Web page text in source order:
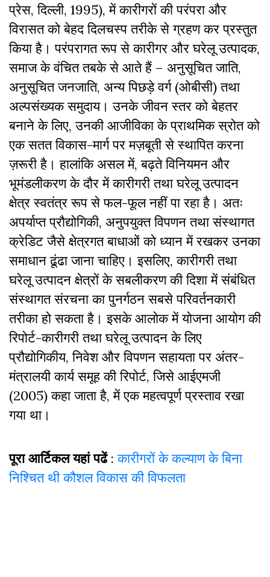
प्रेस, दिल्ली, 1995), में कारीगरों की परंपरा और
विरासत को बेहद दिलचस्प तरीके से ग्रहण कर प्रस्तुत
किया है। परंपरागत रूप से कारीगर और घरेलू उत्पादक,
समाज के वंचित तबके से आते हैं – अनुसूचित जाति,
अनुसूचित जनजाति, अन्य पिछड़े वर्ग (ओबीसी) तथा
अल्पसंख्यक समुदाय। उनके जीवन स्तर को बेहतर
बनाने के लिए, उनकी आजीविका के प्राथमिक स्रोत को
एक सतत विकास-मार्ग पर मज़बूती से स्थापित करना
ज़रूरी है। हालांकि असल में, बढ़ते विनियमन और
भूमंडलीकरण के दौर में कारीगरी तथा घरेलू उत्पादन
क्षेत्र स्वतंत्र रूप से फल-फूल नहीं पा रहा है। अतः
अपर्याप्त प्रौद्योगिकी, अनुपयुक्त विपणन तथा संस्थागत
क्रेडिट जैसे क्षेत्रगत बाधाओं को ध्यान में रखकर उनका
समाधान ढूंढा जाना चाहिए। इसलिए, कारीगरी तथा
घरेलू उत्पादन क्षेत्रों के सबलीकरण की दिशा में संबंधित
संस्थागत संरचना का पुनर्गठन सबसे परिवर्तनकारी
तरीका हो सकता है। इसके आलोक में योजना आयोग की
रिपोर्ट-कारीगरी तथा घरेलू उत्पादन के लिए
प्रौद्योगिकीय, निवेश और विपणन सहायता पर अंतर-
मंत्रालयी कार्य समूह की रिपोर्ट, जिसे आईएमजी
(2005) कहा जाता है, में एक महत्वपूर्ण प्रस्ताव रखा
गया था।
पूरा आर्टिकल यहां पढें :कारीगरों के कल्याण के बिना
निश्चित थी कौशल विकास की विफलता